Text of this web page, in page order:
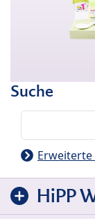
Suche
Erweiterte
HiPP